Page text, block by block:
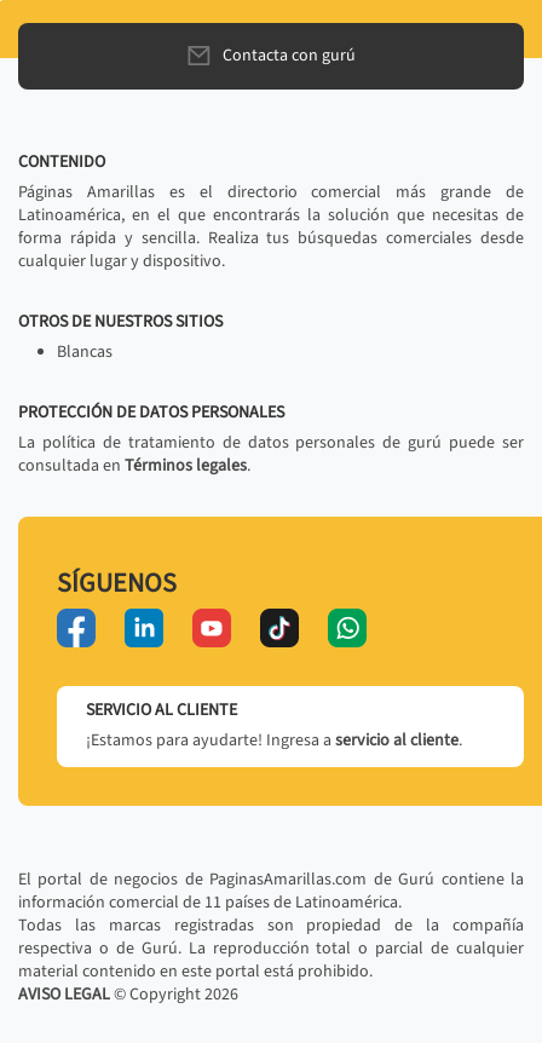
Contacta con gurú
CONTENIDO
Páginas Amarillas es el directorio comercial más grande de
Latinoamérica, en el que encontrarás la solución que necesitas de
forma rápida y sencilla. Realiza tus búsquedas comerciales desde
cualquier lugar y dispositivo.
OTROS DE NUESTROS SITIOS
Blancas
PROTECCIÓN DE DATOS PERSONALES
La política de tratamiento de datos personales de gurú puede ser
consultada en Términos legales.
SÍGUENOS
SERVICIO AL CLIENTE
¡Estamos para ayudarte! Ingresa a servicio al cliente.
El portal de negocios de PaginasAmarillas.com de Gurú contiene la
información comercial de 11 países de Latinoamérica.
Todas las marcas registradas son propiedad de la compañía
respectiva o de Gurú. La reproducción total o parcial de cualquier
material contenido en este portal está prohibido.
AVISO LEGAL© Copyright2026